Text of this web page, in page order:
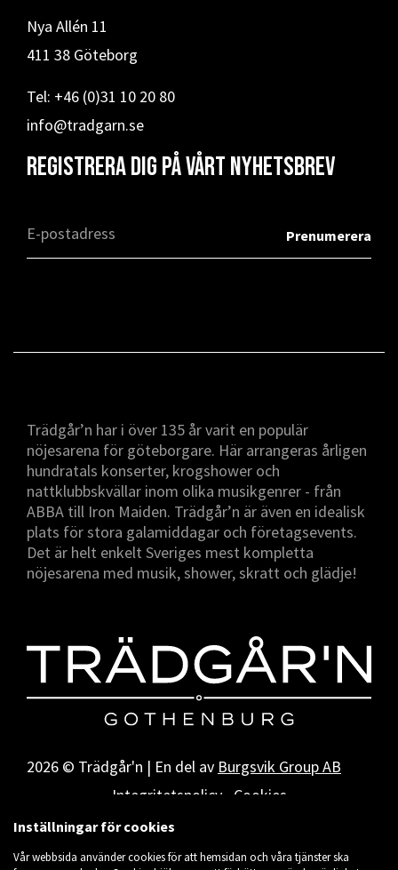
Nya Allén 11
411 38 Göteborg
Tel: +46 (0)31 10 20 80
info@tradgarn.se
Registrera dig på vårt nyhetsbrev
Trädgår’n har i över 135 år varit en populär
nöjesarena för göteborgare. Här arrangeras årligen
hundratals konserter, krogshower och
nattklubbskvällar inom olika musikgenrer - från
ABBA till Iron Maiden. Trädgår’n är även en idealisk
plats för stora galamiddagar och företagsevents.
Det är helt enkelt Sveriges mest kompletta
nöjesarena med musik, shower, skratt och glädje!
2026 © Trädgår'n | En del av Burgsvik Group AB
Integritetspolicy
Cookies
Inställningar för cookies
Vår webbsida använder cookies för att hemsidan och våra tjänster ska